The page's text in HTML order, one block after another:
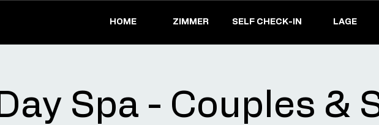
HOME ZIMMER SELF CHECK-IN LAGE
Day Spa - Couples &